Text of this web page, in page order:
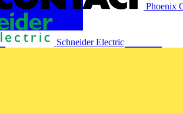
Phoenix
Schneider Electric